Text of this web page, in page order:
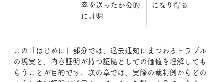
容を送ったか公的
に証明
になり得る
この「はじめに」部分では、退去通知にまつわるトラブル
の現実と、内容証明が持つ証拠としての価値を理解しても
らうことが目的です。次の章では、実際の裁判例からどの